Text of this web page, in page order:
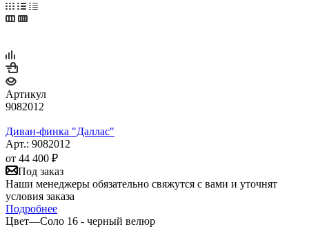
Артикул
9082012
Диван-финка "Даллас"
Арт.: 9082012
от 44 400 ₽
Под заказ
Наши менеджеры обязательно свяжутся с вами и уточнят
условия заказа
Подробнее
Цвет—Соло 16 - черный велюр